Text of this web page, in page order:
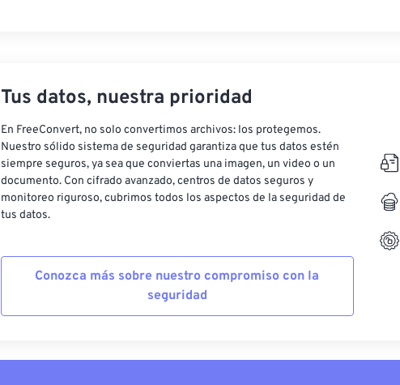
Tus datos, nuestra prioridad
En FreeConvert, no solo convertimos archivos: los protegemos.
Nuestro sólido sistema de seguridad garantiza que tus datos estén
siempre seguros, ya sea que conviertas una imagen, un video o un
documento. Con cifrado avanzado, centros de datos seguros y
monitoreo riguroso, cubrimos todos los aspectos de la seguridad de
tus datos.
Conozca más sobre nuestro compromiso con la
seguridad